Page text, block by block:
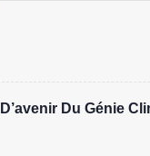
Du Génie